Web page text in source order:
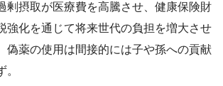
剰摂取が医療費を高騰させ、健康保険財
強化を通じて将来世代の負担を増大させ
偽薬の使用は間接的には子や孫への貢献